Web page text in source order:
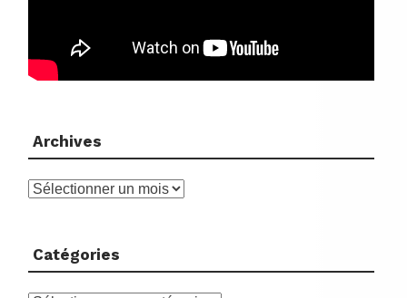
Archives
Archives
Catégories